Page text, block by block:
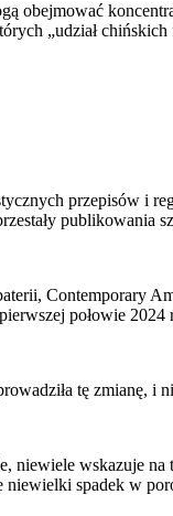
obejmować
„udział
przepisów i
publikowania
Contemporary
połowie
tę zmianę, i
niewiele wskazuje
spadek w